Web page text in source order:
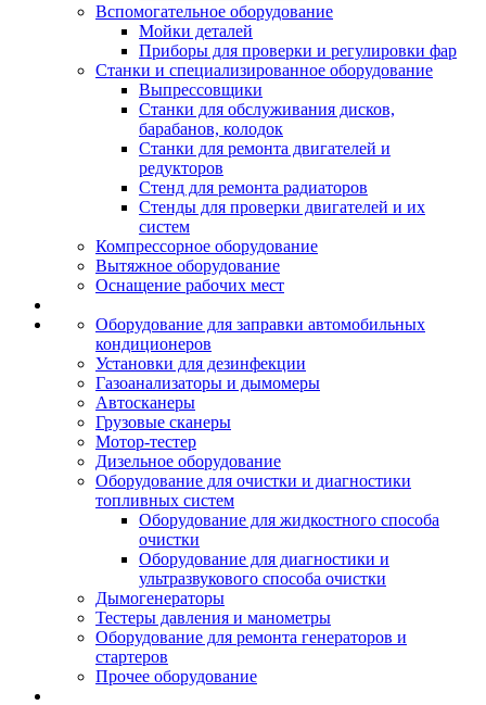
Вспомогательное оборудование
Мойки деталей
Приборы для проверки и регулировки фар
Станки и специализированное оборудование
Выпрессовщики
Станки для обслуживания дисков,
барабанов, колодок
Станки для ремонта двигателей и
редукторов
Стенд для ремонта радиаторов
Стенды для проверки двигателей и их
систем
Компрессорное оборудование
Вытяжное оборудование
Оснащение рабочих мест
Оборудование для заправки автомобильных
кондиционеров
Установки для дезинфекции
Газоанализаторы и дымомеры
Автосканеры
Грузовые сканеры
Мотор-тестер
Дизельное оборудование
Оборудование для очистки и диагностики
топливных систем
Оборудование для жидкостного способа
очистки
Оборудование для диагностики и
ультразвукового способа очистки
Дымогенераторы
Тестеры давления и манометры
Оборудование для ремонта генераторов и
стартеров
Прочее оборудование